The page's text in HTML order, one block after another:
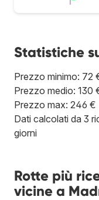
Statistiche
Prezzo minimo: 72
Prezzo medio: 130
Prezzo max: 246 €
Dati calcolati da 3
giorni
Rotte più
vicine a